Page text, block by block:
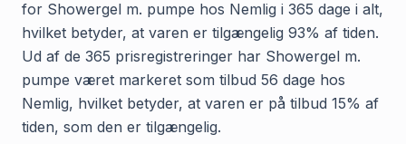
for Showergel m. pumpe hos Nemlig i 365 dage i alt,
hvilket betyder, at varen er tilgængelig 93% af tiden.
Ud af de 365 prisregistreringer har Showergel m.
pumpe været markeret som tilbud 56 dage hos
Nemlig, hvilket betyder, at varen er på tilbud 15% af
tiden, som den er tilgængelig.